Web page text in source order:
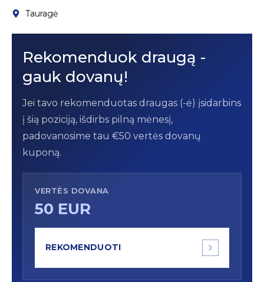
Tauragė
Rekomenduok draugą -
gauk dovanų!
Jei tavo rekomenduotas draugas (-ė) įsidarbins
į šią poziciją, išdirbs pilną mėnesį,
padovanosime tau €50 vertės dovanų
kuponą.
VERTĖS DOVANA
50 EUR
REKOMENDUOTI